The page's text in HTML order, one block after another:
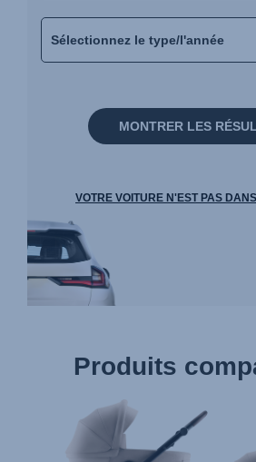
MONTRER LES
VOTRE VOITURE N'EST PAS
Produits